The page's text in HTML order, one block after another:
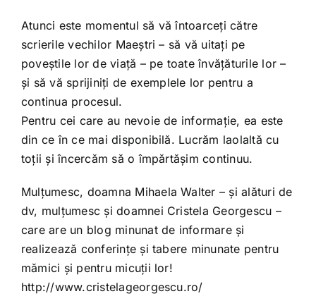
Atunci este momentul să vă întoarceți către
scrierile vechilor Maeștri – să vă uitați pe
poveștile lor de viață – pe toate învățăturile lor –
și să vă sprijiniți de exemplele lor pentru a
continua procesul.
Pentru cei care au nevoie de informație, ea este
din ce în ce mai disponibilă. Lucrăm laolaltă cu
toții și încercăm să o împărtășim continuu.
Mulțumesc, doamna Mihaela Walter – și alături de
dv, mulțumesc și doamnei Cristela Georgescu –
care are un blog minunat de informare și
realizează conferințe și tabere minunate pentru
mămici și pentru micuții lor!
http://www.cristelageorgescu.ro/